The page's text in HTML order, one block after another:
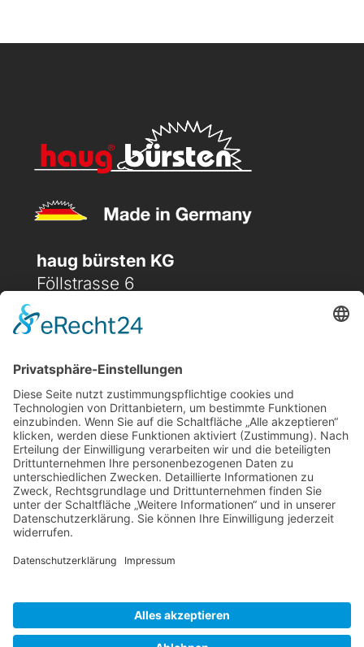
haug bürsten KG
Föllstrasse 6
 (+49) 08231 / 96 30 96
 office@haugbuersten.de
Weitere Seiten
Hygienesortiment
Haushaltssortiment
Ansprechpartner
Jobs